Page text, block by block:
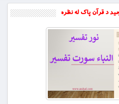
د قرآن پاک له نظره